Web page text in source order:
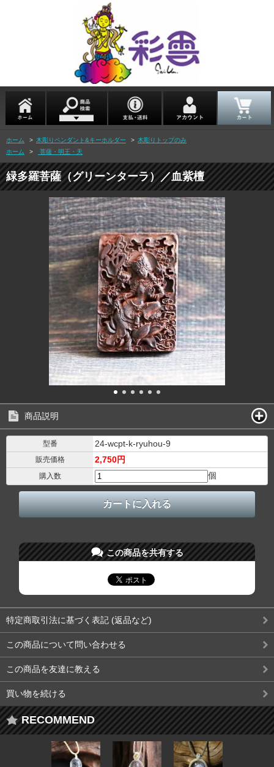
ホーム > 木彫りペンダント&キーホルダー > 木彫りトップのみ
ホーム
> 菩薩・明王・天
緑多羅菩薩（グリーンターラ）／血紫檀
商品説明
型番 24-wcpt-k-ryuhou-9
販売価格 2,750円
購入数 個
この商品を共有する
特定商取引法に基づく表記 (返品など)
この商品について問い合わせる
この商品を友達に教える
買い物を続ける
RECOMMEND